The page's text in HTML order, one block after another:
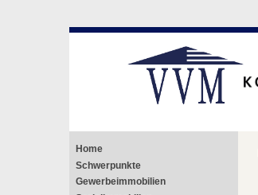
Springe
zum
Inhalt
Home
Schwerpunkte
Gewerbeimmobilien